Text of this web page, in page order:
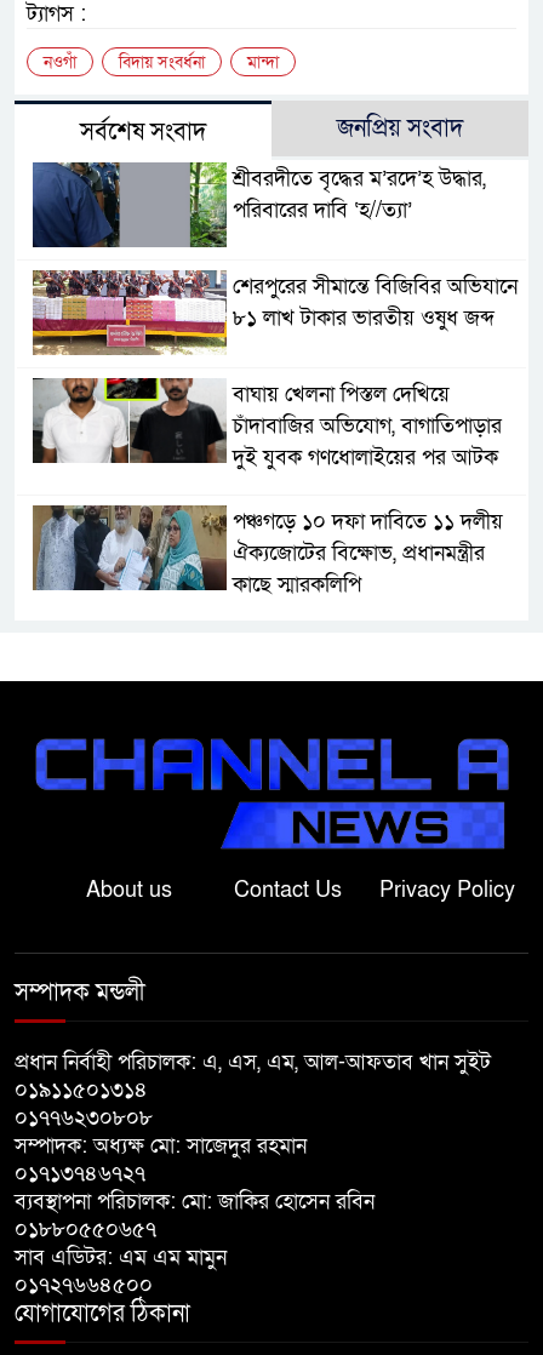
ট্যাগস :
নওগাঁ বিদায় সংবর্ধনা মান্দা
সর্বশেষ সংবাদ জনপ্রিয় সংবাদ
শ্রীবরদীতে বৃদ্ধের ম’রদে’হ উদ্ধার,
পরিবারের দাবি ‘হ//ত্যা’
শেরপুরের সীমান্তে বিজিবির অভিযানে
৮১ লাখ টাকার ভারতীয় ওষুধ জব্দ
বাঘায় খেলনা পিস্তল দেখিয়ে
চাঁদাবাজির অভিযোগ, বাগাতিপাড়ার
দুই যুবক গণধোলাইয়ের পর আটক
পঞ্চগড়ে ১০ দফা দাবিতে ১১ দলীয়
ঐক্যজোটের বিক্ষোভ, প্রধানমন্ত্রীর
কাছে স্মারকলিপি
ঘণ্টার ব্যবধানে স্ত্রীরও মৃত্যু, শোকে
বাংলাদেশের মাটিতে আর কোনোদিন
ফ্যাসিস্টের স্থান হবে না: নাটোরে হুইপ
দুলু
লালপুরে নারীর ১ লাখ ৮০ হাজার টাকা
অভিযোগে বাগাতিপাড়ায় মানববন্ধন
সমাপনী ও পুরস্কার বিতরণ
About us Contact Us Privacy Policy
সম্পাদক মন্ডলী
প্রধান নির্বাহী পরিচালক: এ, এস, এম, আল-আফতাব খান সুইট
০১৯১১৫০১৩১৪
০১৭৭৬২৩০৮০৮
সম্পাদক: অধ্যক্ষ মো: সাজেদুর রহমান
০১৭১৩৭৪৬৭২৭
ব্যবস্থাপনা পরিচালক: মো: জাকির হোসেন রবিন
০১৮৮০৫৫০৬৫৭
সাব এডিটর: এম এম মামুন
০১৭২৭৬৬৪৫০০
যোগাযোগের ঠিকানা